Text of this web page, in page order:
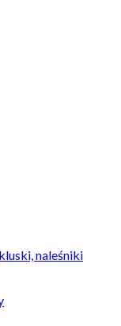
naleśniki